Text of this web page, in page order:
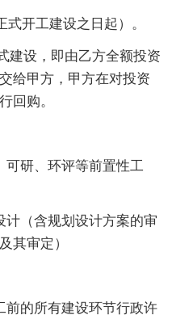
开工建设之日起）。
设，即由乙方全额投资
给甲方，甲方在对投资
回购。
研、环评等前置性工
（含规划设计方案的审
其审定）
的所有建设环节行政许